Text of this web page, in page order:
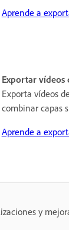
Aprende a
Exportar vídeos
Exporta vídeos
combinar capas
Aprende a
y